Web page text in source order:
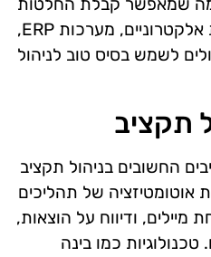
מושכלות. כלים כמו גליונות אלקטרוניים, מערכות ERP,
לשמש בסיס טוב לניהול
תקציב
החשובים בניהול תקציב
אוטומטיזציה של תהליכים
ודיווח על הוצאות,
כמו בינה